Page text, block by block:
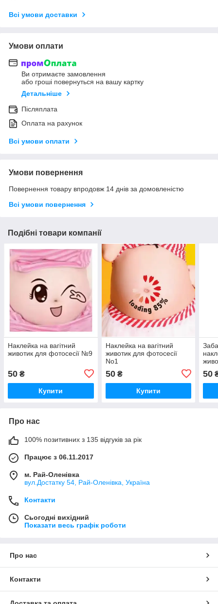
Всі умови доставки
Умови оплати
Ви отримаєте замовлення
або гроші повернуться на вашу картку
Детальніше
Післяплата
Оплата на рахунок
Всі умови оплати
Умови повернення
Повернення товару впродовж 14 днів за домовленістю
Всі умови повернення
Подібні товари компанії
Наклейка на вагітний
животик для фотосесії №9
50 ₴
Купити
Наклейка на вагітний
животик для фотосесії
No1
50₴
Купити
50
Про нас
100% позитивних з 135 відгуків за рік
Працює з 06.11.2017
м. Рай-Оленівка
вул.Достатку 54, Рай-Оленівка, Україна
Контакти
Сьогодні вихідний
Показати весь графік роботи
Про нас
Контакти